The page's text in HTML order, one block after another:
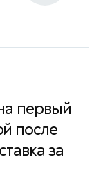
первый
после
за